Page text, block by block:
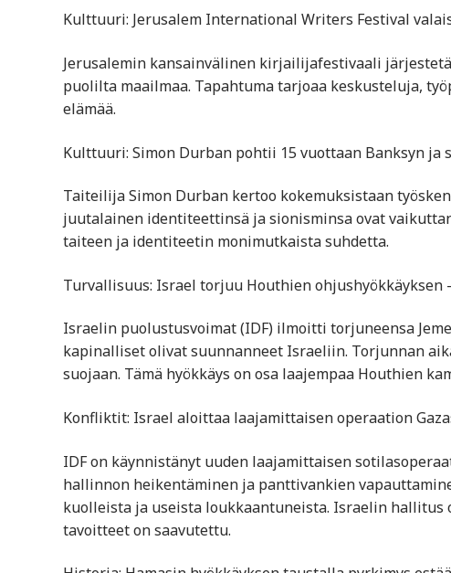
Kulttuuri: Jerusalem International Writers Festival
Jerusalemin kansainvälinen kirjailijafestivaali
puolilta maailmaa. Tapahtuma tarjoaa keskusteluja,
elämää.
Kulttuuri: Simon Durban pohtii 15 vuottaan Banksyn ja
Taiteilija Simon Durban kertoo kokemuksistaan
juutalainen identiteettinsä ja sionisminsa ovat
taiteen ja identiteetin monimutkaista suhdetta.
Turvallisuus: Israel torjuu Houthien ohjushyökkäyksen
Israelin puolustusvoimat (IDF) ilmoitti torjuneensa
kapinalliset olivat suunnanneet Israeliin. Torjunnan
suojaan. Tämä hyökkäys on osa laajempaa Houthien
Konfliktit: Israel aloittaa laajamittaisen operaation
IDF on käynnistänyt uuden laajamittaisen
hallinnon heikentäminen ja panttivankien
kuolleista ja useista loukkaantuneista. Israelin
tavoitteet on saavutettu.